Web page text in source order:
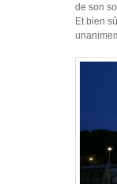
de son
Et bien